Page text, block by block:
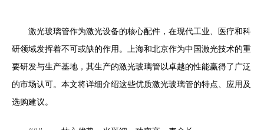
激光玻璃管作为激光设备的核心配件，在现代工业、医疗和科
研领域发挥着不可或缺的作用。上海和北京作为中国激光技术的重
要研发与生产基地，其生产的激光玻璃管以卓越的性能赢得了广泛
的市场认可。本文将详细介绍这些优质激光玻璃管的特点、应用及
选购建议。